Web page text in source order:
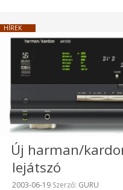
HÍREK
Új harman/
lejátszó
Beküldve:
2003-06-19 Szerző: GURU